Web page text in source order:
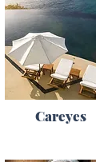
Careyes